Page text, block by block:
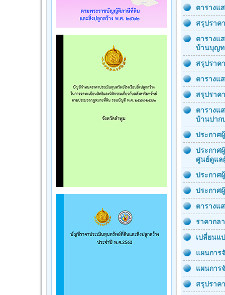
ตารางแ
สรุปราค
ตารางแ
บ้านบุญท
สรุปราค
ตารางแ
สรุปราค
ตารางแ
บ้านปาก
ประกาศ
ประกาศ
ศูนย์ดูแล
ประกาศ
ประกาศ
ตารางแ
ราคากล
เปลี่ยนแ
แผนการ
แผนการ
สรุปราค